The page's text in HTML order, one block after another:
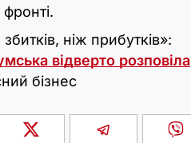
ніж прибутків»:
відверто розповіла
бізнес